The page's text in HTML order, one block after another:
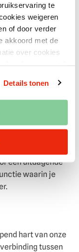
te
weigeren
of door verder
akkoord met de
over cookies
Details tonen
MBO
een onmisbare
eerste
zoeken we
voor
een uitdagende
waarin je
hart van onze
tussen